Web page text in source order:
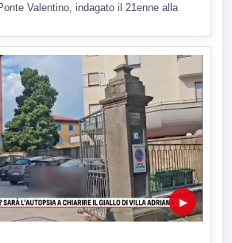
Valentino, indagato il 21enne alla
▶